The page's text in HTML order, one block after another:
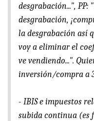
desgrabación...",
desgrabación,
la desgrabación así
voy a eliminar el
ve vendiendo...".
inversión/compra a
- IBIS e impuestos
subida continua